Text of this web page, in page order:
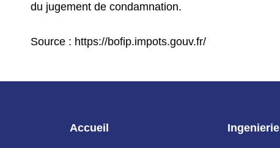
du jugement de condamnation.
Source : https://bofip.impots.gouv.fr/
Accueil Ingenierie